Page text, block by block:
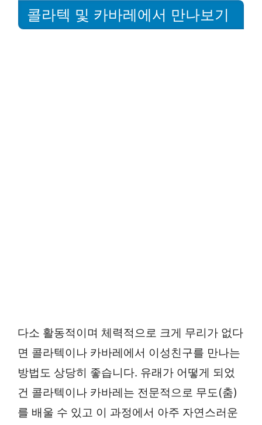
콜라텍 및 카바레에서 만나보기
다소 활동적이며 체력적으로 크게 무리가 없다
면 콜라텍이나 카바레에서 이성친구를 만나는
방법도 상당히 좋습니다. 유래가 어떻게 되었
건 콜라텍이나 카바레는 전문적으로 무도(춤)
를 배울 수 있고 이 과정에서 아주 자연스러운